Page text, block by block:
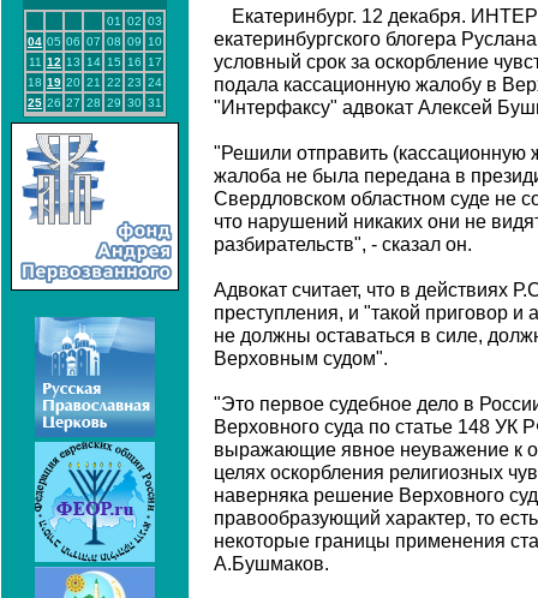
01 02 03
04 05 06 07 08 09
10
11 12 13 14 15 16
17
18 19 20 21 22 23 24
25 26 27 28 29 30 31
Екатеринбург. 12 декабря.
екатеринбургского блогера
условный срок за оскорбление
подала кассационную жалобу в
"Интерфаксу" адвокат Алексей
"Решили отправить (кассационную
жалоба не была передана в
Свердловском областном суде не
что нарушений никаких они не
разбирательств", - сказал он.
Адвокат считает, что в действиях
преступления, и "такой приговор
не должны оставаться в силе,
Верховным судом".
"Это первое судебное дело в
Верховного суда по статье 148 УК
выражающие явное неуважение к
целях оскорбления религиозных
наверняка решение Верховного
правообразующий характер, то
некоторые границы применения
А.Бушмаков.